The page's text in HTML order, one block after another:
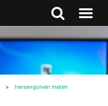
Zoeken
Naar
>
hersengolven meten
Zoeken
boven